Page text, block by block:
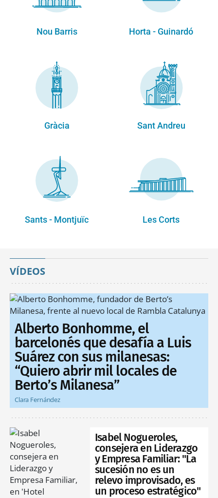
Nou Barris Horta - Guinardó
Gràcia Sant Andreu
Sants - Montjuïc Les Corts
VÍDEOS
Alberto Bonhomme, el
barcelonés que desafía a Luis
Suárez con sus milanesas:
“Quiero abrir mil locales de
Berto’s Milanesa”
Clara Fernández
Isabel Nogueroles,
consejera en Liderazgo
y Empresa Familiar: "La
sucesión no es un
relevo improvisado, es
un proceso estratégico"